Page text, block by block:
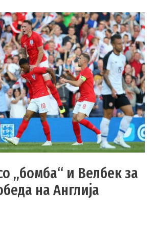
„бомба“ и Велбек за
на Англија